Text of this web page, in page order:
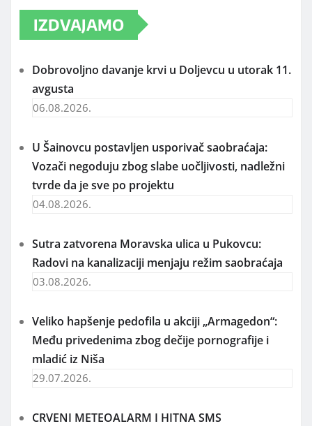
IZDVAJAMO
Dobrovoljno davanje krvi u Doljevcu u utorak 11.
avgusta
06.08.2026.
U Šainovcu postavljen usporivač saobraćaja:
Vozači negoduju zbog slabe uočljivosti, nadležni
tvrde da je sve po projektu
04.08.2026.
Sutra zatvorena Moravska ulica u Pukovcu:
Radovi na kanalizaciji menjaju režim saobraćaja
03.08.2026.
Veliko hapšenje pedofila u akciji „Armagedon“:
Među privedenima zbog dečije pornografije i
mladić iz Niša
29.07.2026.
CRVENI METEOALARM I HITNA SMS